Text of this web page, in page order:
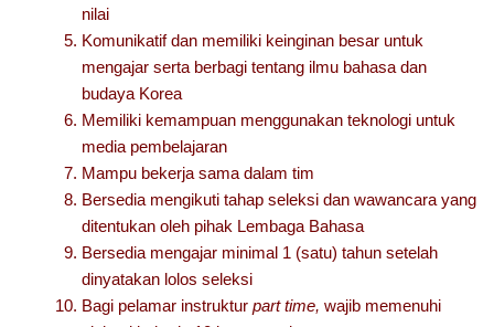
nilai
Komunikatif dan memiliki keinginan besar untuk
mengajar serta berbagi tentang ilmu bahasa dan
budaya Korea
Memiliki kemampuan menggunakan teknologi untuk
media pembelajaran
Mampu bekerja sama dalam tim
Bersedia mengikuti tahap seleksi dan wawancara yang
ditentukan oleh pihak Lembaga Bahasa
Bersedia mengajar minimal 1 (satu) tahun setelah
dinyatakan lolos seleksi
Bagi pelamar instruktur part time, wajib memenuhi